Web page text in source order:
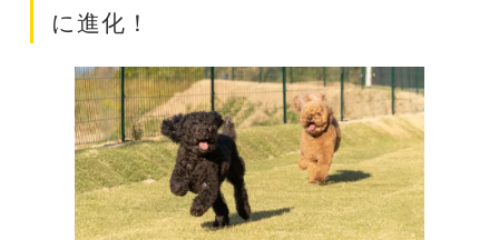
に進化！